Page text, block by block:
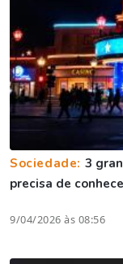
Sociedade: 3
precisa de
9/04/2026 às 08:56